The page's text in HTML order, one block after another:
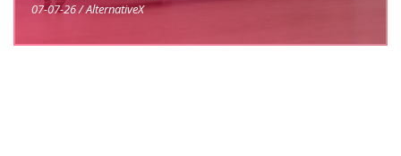
07-07-26 / AlternativeX